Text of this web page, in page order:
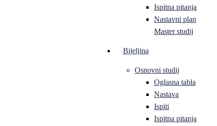
Ispitna pitanja
Nastavni plan
Master studij
Bijeljina
Osnovni studij
Oglasna tabla
Nastava
Ispiti
Ispitna pitanja